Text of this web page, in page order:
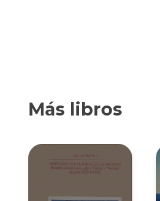
Más libros